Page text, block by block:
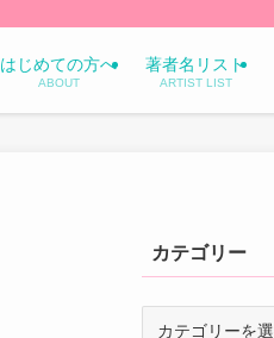
はじめての方へ
ABOUT
著者名リスト
ARTIST LIST
カテゴリー